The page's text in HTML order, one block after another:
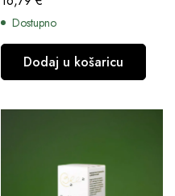
Dostupno
Dodaj u košaricu